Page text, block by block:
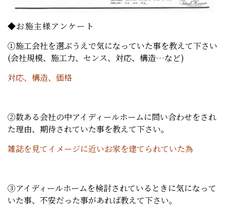
◆お施主様アンケート
①施工会社を選ぶうえで気になっていた事を教えて下さい
(会社規模、施工力、センス、対応、構造…など)
対応、構造、価格
②数ある会社の中アイディールホームに問い合わせをされ
た理由、期待されていた事を教えて下さい。
雑誌を見てイメージに近いお家を建てられていた為
③アイディールホームを検討されているときに気になって
いた事、不安だった事があれば教えて下さい。